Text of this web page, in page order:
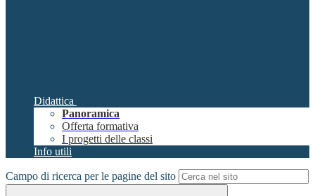
Didattica
Panoramica
Offerta formativa
I progetti delle classi
Info utili
Campo di ricerca per le pagine del sito